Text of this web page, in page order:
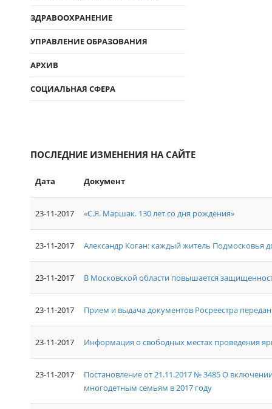
ЗДРАВООХРАНЕНИЕ
УПРАВЛЕНИЕ ОБРАЗОВАНИЯ
АРХИВ
СОЦИАЛЬНАЯ СФЕРА
ПОСЛЕДНИЕ ИЗМЕНЕНИЯ НА САЙТЕ
Дата Документ
23-11-2017 «С.Я. Маршак. 130 лет со дня рождения»
23-11-2017 Александр Коган: каждый житель Подмосковья
23-11-2017 В Московской области повышается
23-11-2017 Прием и выдача документов Росреестра
23-11-2017 Информация о свободных местах проведения
23-11-2017
Постановление от 21.11.2017 № 3485 О
многодетным семьям в 2017 году